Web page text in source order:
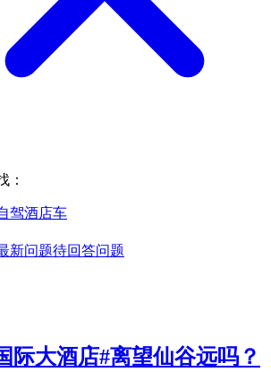
：
驾酒店车
新问题待回答问题
际大酒店#离望仙谷远吗？